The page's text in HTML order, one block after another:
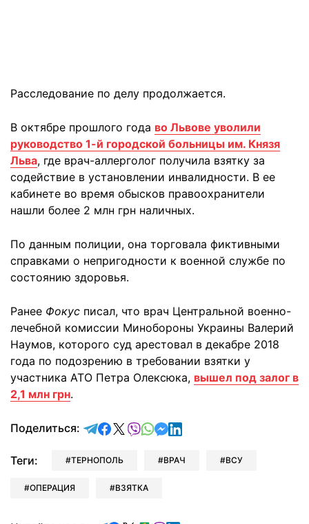
Расследование по делу продолжается.
В октябре прошлого года во Львове уволили
руководство 1-й городской больницы им. Князя
Льва, где врач-аллерголог получила взятку за
содействие в установлении инвалидности. В ее
кабинете во время обысков правоохранители
нашли более 2 млн грн наличных.
По данным полиции, она торговала фиктивными
справками о непригодности к военной службе по
состоянию здоровья.
Ранее Фокус писал, что врач Центральной военно-
лечебной комиссии Минобороны Украины Валерий
Наумов, которого суд арестовал в декабре 2018
года по подозрению в требовании взятки у
участника АТО Петра Олексюка, вышел под залог в
2,1 млн грн.
Поделиться: отправить в Telegram
поделиться в Facebook
поделиться в X
отправить в Viber
отправить в Whatsapp
отправить в Messenger
отправить в LinkedIn
Теги: ТЕРНОПОЛЬ ВРАЧ ВСУ
ОПЕРАЦИЯ ВЗЯТКА